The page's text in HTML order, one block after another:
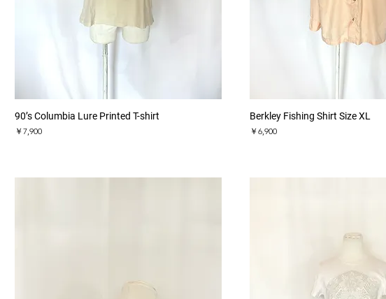
クイックビュー
90’s Columbia Lure Printed T-shirt
価格
￥7,900
クイックビュー
Berkley Fishing Shirt Size XL
価格
￥6,900